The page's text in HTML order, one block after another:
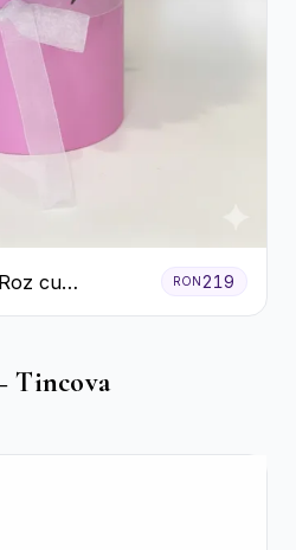
cu
RON 219
Tincova